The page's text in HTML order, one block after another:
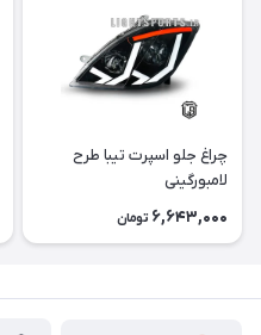
چراغ جلو اسپرت تیبا طرح
لامبورگینی
6,643,000 تومان